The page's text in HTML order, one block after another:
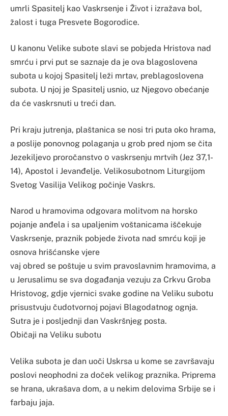
umrli Spasitelj kao Vaskrsenje i Život i izražava bol,
žalost i tuga Presvete Bogorodice.
U kanonu Velike subote slavi se pobjeda Hristova nad
smrću i prvi put se saznaje da je ova blagoslovena
subota u kojoj Spasitelj leži mrtav, preblagoslovena
subota. U njoj je Spasitelj usnio, uz Njegovo obećanje
da će vaskrsnuti u treći dan.
Pri kraju jutrenja, plaštanica se nosi tri puta oko hrama,
a poslije ponovnog polaganja u grob pred njom se čita
Jezekiljevo proročanstvo ο vaskrsenju mrtvih (Jez 37,1-
14), Apostol i Jevanđelje. Velikosubotnom Liturgijom
Svetog Vasilija Velikog počinje Vaskrs.
Narod u hramovima odgovara molitvom na horsko
pojanje anđela i sa upaljenim voštanicama iščekuje
Vaskrsenje, praznik pobjede života nad smrću koji je
osnova hrišćanske vjere
vaj obred se poštuje u svim pravoslavnim hramovima, a
u Jerusalimu se sva događanja vezuju za Crkvu Groba
Hristovog, gdje vjernici svake godine na Veliku subotu
prisustvuju čudotvornoj pojavi Blagodatnog ognja.
Sutra je i posljednji dan Vaskršnjeg posta.
Običaji na Veliku subotu
Velika subota je dan uoči Uskrsa u kome se završavaju
poslovi neophodni za doček velikog praznika. Priprema
se hrana, ukrašava dom, a u nekim delovima Srbije se i
farbaju jaja.